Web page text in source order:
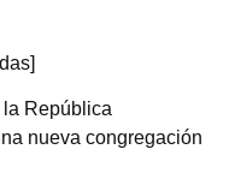
República
nueva congregación